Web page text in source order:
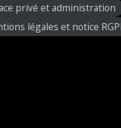
privé et administration
légales et notice